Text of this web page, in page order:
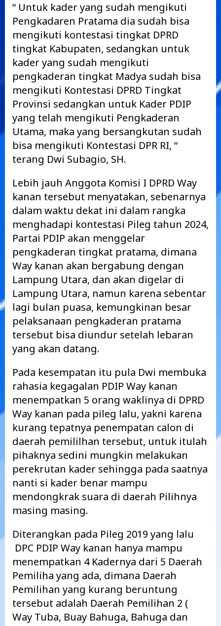
“ Untuk kader yang sudah mengikuti
Pengkadaren Pratama dia sudah bisa
mengikuti kontestasi tingkat DPRD
tingkat Kabupaten, sedangkan untuk
kader yang sudah mengikuti
pengkaderan tingkat Madya sudah bisa
mengikuti Kontestasi DPRD Tingkat
Provinsi sedangkan untuk Kader PDIP
yang telah mengikuti Pengkaderan
Utama, maka yang bersangkutan sudah
bisa mengikuti Kontestasi DPR RI, “
terang Dwi Subagio, SH.
Lebih jauh Anggota Komisi I DPRD Way
kanan tersebut menyatakan, sebenarnya
dalam waktu dekat ini dalam rangka
menghadapi kontestasi Pileg tahun 2024,
Partai PDIP akan menggelar
pengkaderan tingkat pratama, dimana
Way kanan akan bergabung dengan
Lampung Utara, dan akan digelar di
Lampung Utara, namun karena sebentar
lagi bulan puasa, kemungkinan besar
pelaksanaan pengkaderan pratama
tersebut bisa diundur setelah lebaran
yang akan datang.
Pada kesempatan itu pula Dwi membuka
rahasia kegagalan PDIP Way kanan
menempatkan 5 orang waklinya di DPRD
Way kanan pada pileg lalu, yakni karena
kurang tepatnya penempatan calon di
daerah pemililhan tersebut, untuk itulah
pihaknya sedini mungkin melakukan
perekrutan kader sehingga pada saatnya
nanti si kader benar mampu
mendongkrak suara di daerah Pilihnya
masing masing.
Diterangkan pada Pileg 2019 yang lalu
DPC PDIP Way kanan hanya mampu
menempatkan 4 Kadernya dari 5 Daerah
Pemiliha yang ada, dimana Daerah
Pemilihan yang kurang beruntung
tersebut adalah Daerah Pemilihan 2 (
Way Tuba, Buay Bahuga, Bahuga dan